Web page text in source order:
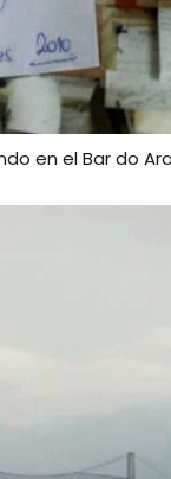
en el Bar do